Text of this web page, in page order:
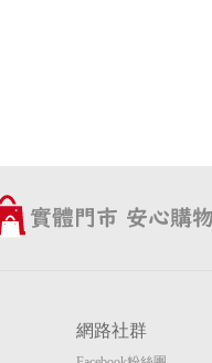
網路社群